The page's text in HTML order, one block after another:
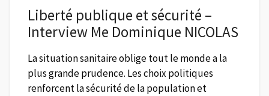
Liberté publique et sécurité –
Interview Me Dominique NICOLAS
La situation sanitaire oblige tout le monde a la
plus grande prudence. Les choix politiques
renforcent la sécurité de la population et